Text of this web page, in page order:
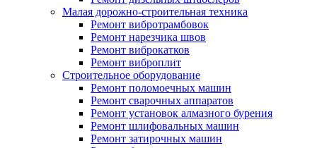
Малая дорожно-строительная техника
Ремонт вибротрамбовок
Ремонт нарезчика швов
Ремонт виброкатков
Ремонт виброплит
Строительное оборудование
Ремонт поломоечных машин
Ремонт сварочных аппаратов
Ремонт установок алмазного бурения
Ремонт шлифовальных машин
Ремонт затирочных машин